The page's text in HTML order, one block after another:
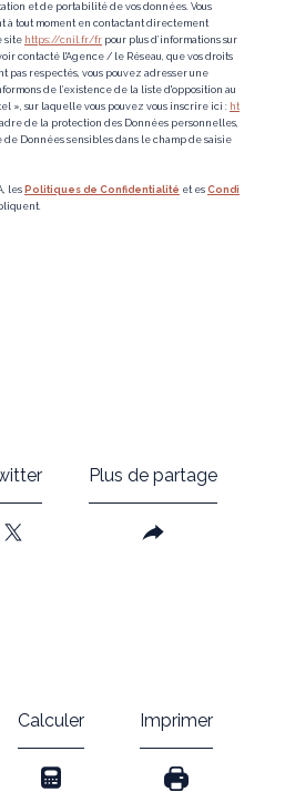
et de portabilité de vos données. Vous
à tout moment en contactant directement
site https://cnil.fr/fr pour plus d’informations sur
contacté l'Agence / le Réseau, que vos droits
pas respectés, vous pouvez adresser une
de l’existence de la liste d'opposition au
», sur laquelle vous pouvez vous inscrire ici : ht
de la protection des Données personnelles,
de Données sensibles dans le champ de saisie
les Politiques de Confidentialité et es Condi
Plus de partage
Calculer Imprimer